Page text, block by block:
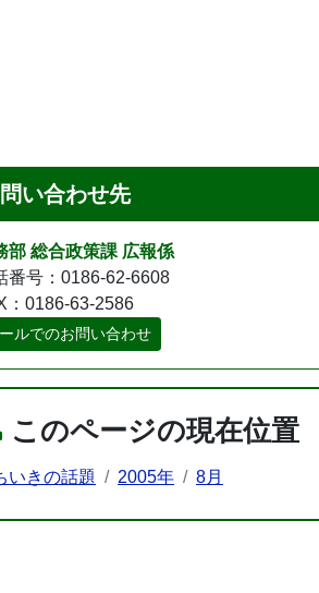
い合わせ先
部 総合政策課 広報係
番号：0186-62-6608
：0186-63-2586
ールでのお問い合わせ
このページの現在位置
いきの話題 2005年 8月